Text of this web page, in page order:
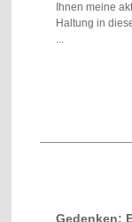
Ihnen meine
Haltung in
...
Gedenken: